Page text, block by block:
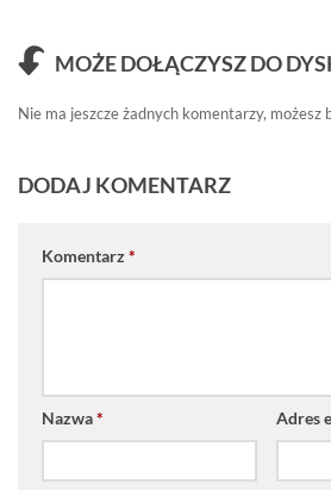
MOŻE DOŁĄCZYSZ DO
Nie ma jeszcze żadnych komentarzy, możesz
DODAJ KOMENTARZ
Komentarz *
Nazwa* Adres